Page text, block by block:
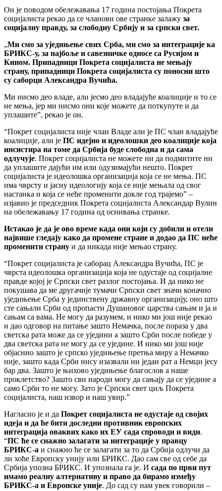
Он је поводом обележавања 17 година постојања Покрета
социјалиста рекао да се чланови ове странке залажу за
социјалну правду, за слободну Србију и за српски свет.
„Ми смо за уједињење свих Срба, ми смо за интеграције ка
БРИКС-у, за најбоље и савезничке односе са Русијом и
Кином. Припадници Покрета социјалиста не мењају
страну, припадници Покрета социјалиста су поносни што
су саборци Александра Вучића.
Ми нисмо део владе, али јесмо део владајуће коалиције и то се
не мења, јер ми нисмо они које можете да поткупуте и да
уплашите”, рекао је он.
“Покрет социјалиста није члан Владе али је ПС члан владајуће
коалиције, али је ПС идејно и идеолошки део коалиције која
инсистира на томе да Србија буде слободна и да сама
одлучује. Покрет социјалиста не можете ни да подмитите ни
да уплашите дајући им или одузимајући нешто. Покрет
социјалиста је идеолошка организација која се не мења. ПС
има чврсту и јасну идеологију која се није мењала од свог
настанка и која се неће променити докле год трајемо” –
изјавио је председник Покрета социјалиста Александар Вулин
на обележавању 17 година од оснивања странке.
Истакао је да је ово време када они који су добили и отели
највише гледају како да промене стране и додао да ПС неће
променити страну и да никада није мењао страну.
“Покрет социјалиста је саборац Александра Вучића, ПС је
чврста идеолошка организација која не одустаје од социјалне
правде којој је Српски свет разлог постојања. И да нико не
покушава да ме другачије тумачи Српски свет значи коначно
уједињење Срба у јединствену државну организацију, оно што
сте сањали Срби од пропасти Душановог царства сањам и ја и
сањам са вама. Не могу да разумем, и нико ми још није рекао
и дао одговор на питање зашто Немачка, после пораза у два
светска рата може да се уједини а зашто Срби после победе у
два светска рата не могу да се уједине. И нико ми још није
објаснио зашто је српско уједињење претња миру а Немачко
није, зашто када Срби нису изазвали ни један рат а Немци јесу
бар два. Зашто је њихово уједињење благослов а наше
проклетство? Зашто сви народи могу да сањају да се уједине а
само Срби то не могу. Зато је Српски свет циљ Покрета
социјалиста, наш извор и наш увир.”
Нагласио је и да Покрет социјалиста не одустаје од својих
идеја и да ће бити доследни противник европских
интеграција оваквих како их ЕУ сада спроводи и види.
“ПС ће се снажно залагати за интеграције у правцу
БРИКС-а и снажно ће се залагати за то да Србија одлучи да
ли хоће Европску унију или БРИКС. Дао сам све од себе да
Србија упозна БРИКС. И упознала га је. И сада по први пут
имамо реалну алтернативу и право да бирамо између
БРИКС-а и Европске уније. До сад су нам увек говорили –